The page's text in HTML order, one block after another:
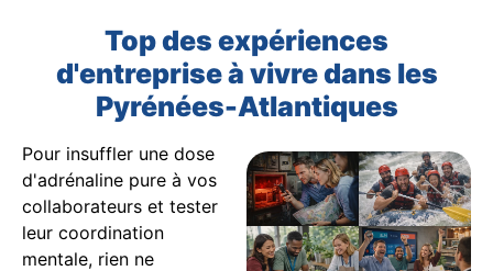
Top des expériences
d'entreprise à vivre dans les
Pyrénées-Atlantiques
Pour insuffler une dose
d'adrénaline pure à vos
collaborateurs et tester
leur coordination
mentale, rien ne